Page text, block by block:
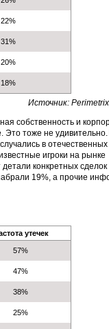
22%
31%
20%
18%
Источник:
собственность и
Это тоже не
в
игроки на рынке
конкретных сделок
19%, а прочие
утечек
57%
47%
38%
25%